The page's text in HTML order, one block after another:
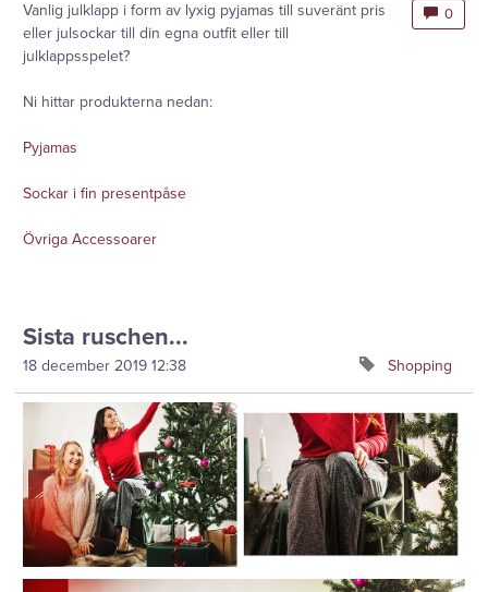
Vanlig julklapp i form av lyxig pyjamas till suveränt pris
eller julsockar till din egna outfit eller till
julklappsspelet?
Ni hittar produkterna nedan:
Pyjamas
Sockar i fin presentpåse
Övriga Accessoarer
0
Sista ruschen...
18 december 2019 12:38 Shopping